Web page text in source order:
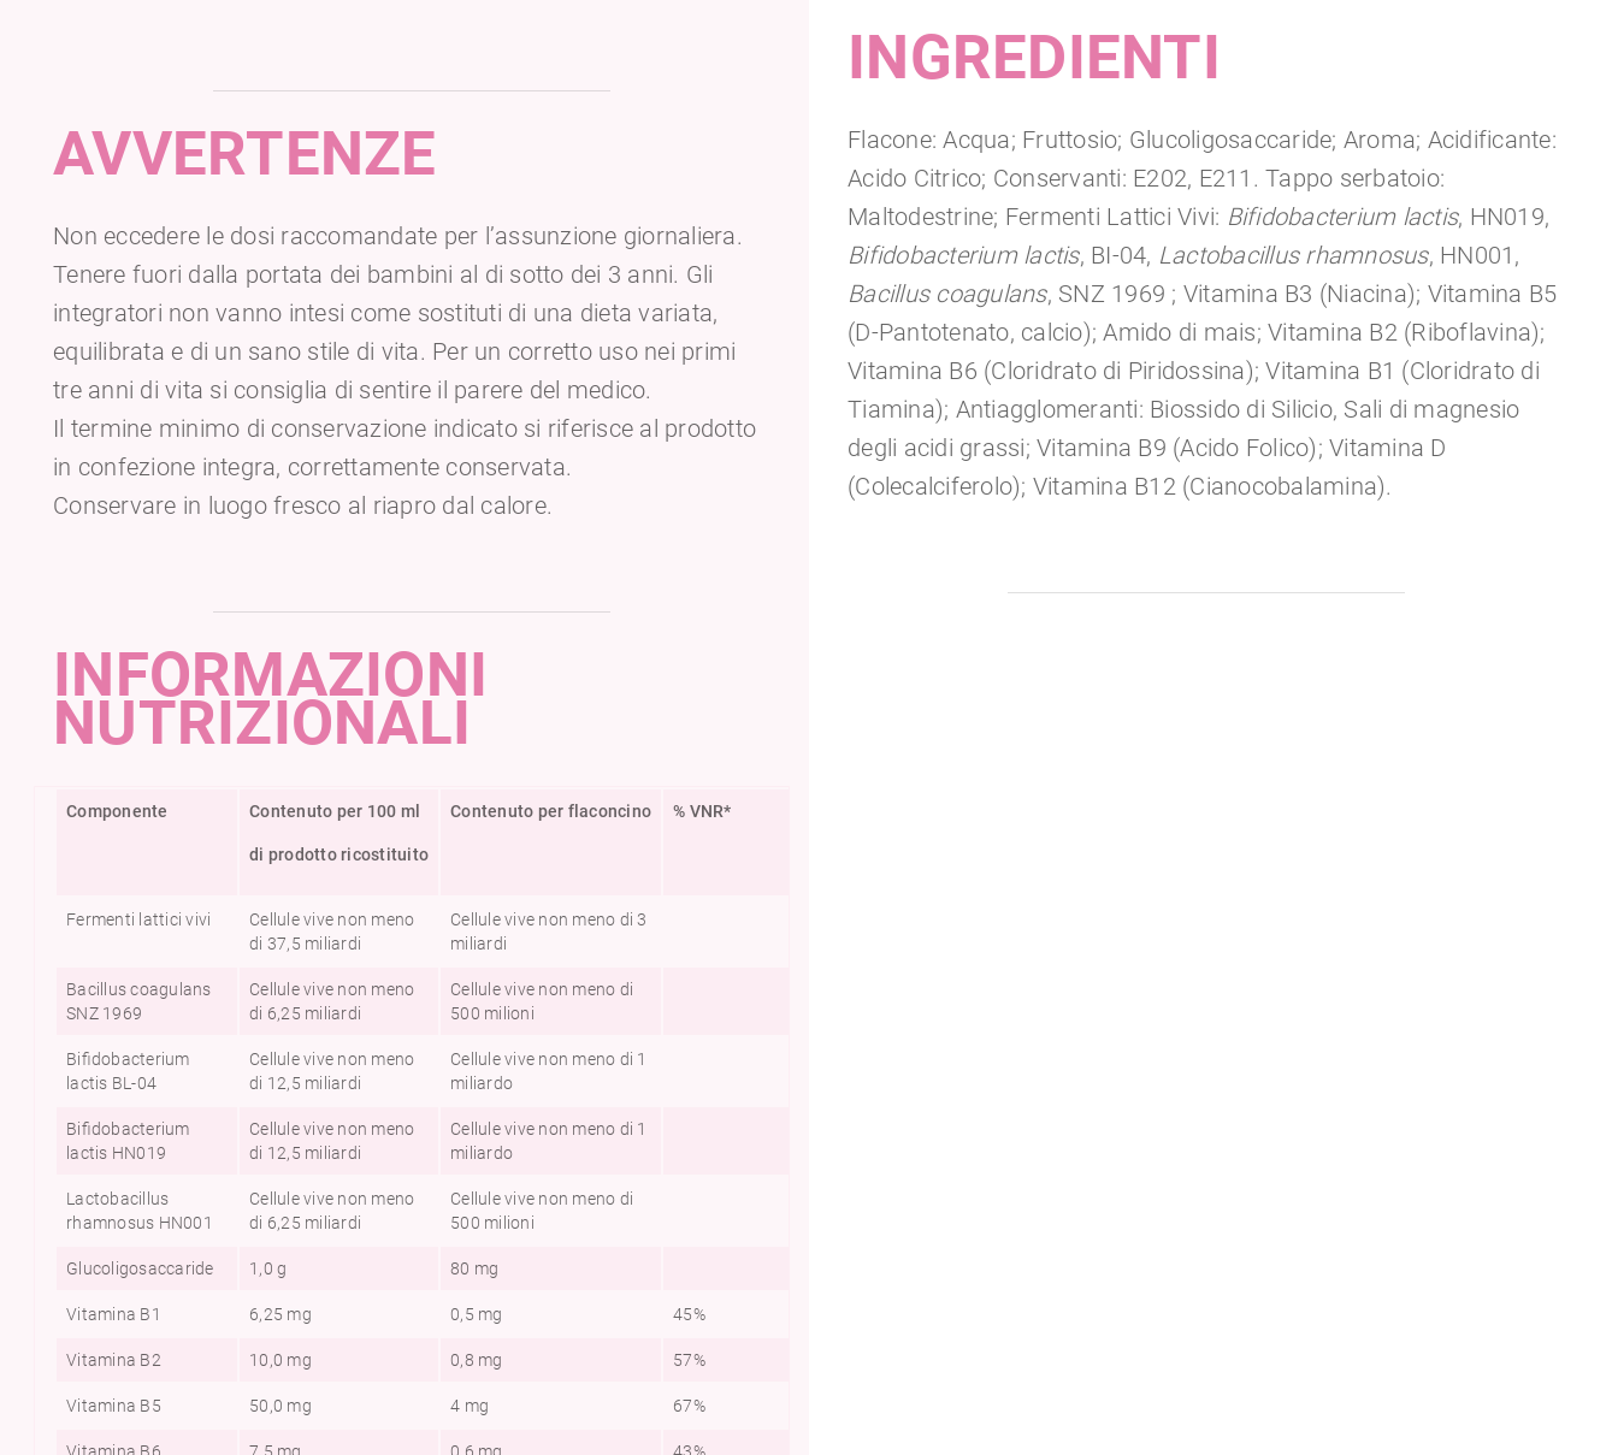
AVVERTENZE
Non eccedere le dosi raccomandate per l’assunzione giornaliera.
Tenere fuori dalla portata dei bambini al di sotto dei 3 anni. Gli
integratori non vanno intesi come sostituti di una dieta variata,
equilibrata e di un sano stile di vita. Per un corretto uso nei primi
tre anni di vita si consiglia di sentire il parere del medico.
Il termine minimo di conservazione indicato si riferisce al prodotto
in confezione integra, correttamente conservata.
Conservare in luogo fresco al riapro dal calore.
INFORMAZIONI
NUTRIZIONALI
Componente Contenuto per 100 ml
di prodotto ricostituito
Contenuto per flaconcino % VNR*
Fermenti lattici vivi
Cellule vive non meno
di 37,5 miliardi
Cellule vive non meno di 3
miliardi
Bacillus coagulans
SNZ 1969
Cellule vive non meno
di 6,25 miliardi
Cellule vive non meno di
500 milioni
Biﬁdobacterium
lactis BL-04
Cellule vive non meno
di 12,5 miliardi
Cellule vive non meno di 1
miliardo
Biﬁdobacterium
lactis HN019
Cellule vive non meno
di 12,5 miliardi
Cellule vive non meno di 1
miliardo
Lactobacillus
rhamnosus HN001
Cellule vive non meno
di 6,25 miliardi
Cellule vive non meno di
500 milioni
Glucoligosaccaride 1,0 g 80 mg
Vitamina B1 6,25 mg 0,5 mg 45%
Vitamina B2 10,0 mg 0,8 mg 57%
Vitamina B5 50,0 mg 4 mg 67%
INGREDIENTI
Flacone: Acqua; Fruttosio; Glucoligosaccaride; Aroma; Acidificante:
Acido Citrico; Conservanti: E202, E211. Tappo serbatoio:
Maltodestrine; Fermenti Lattici Vivi: Bifidobacterium lactis, HN019,
Bifidobacterium lactis, BI-04, Lactobacillus rhamnosus, HN001,
Bacillus coagulans, SNZ 1969 ; Vitamina B3 (Niacina); Vitamina B5
(D-Pantotenato, calcio); Amido di mais; Vitamina B2 (Riboflavina);
Vitamina B6 (Cloridrato di Piridossina); Vitamina B1 (Cloridrato di
Tiamina); Antiagglomeranti: Biossido di Silicio, Sali di magnesio
degli acidi grassi; Vitamina B9 (Acido Folico); Vitamina D
(Colecalciferolo); Vitamina B12 (Cianocobalamina).